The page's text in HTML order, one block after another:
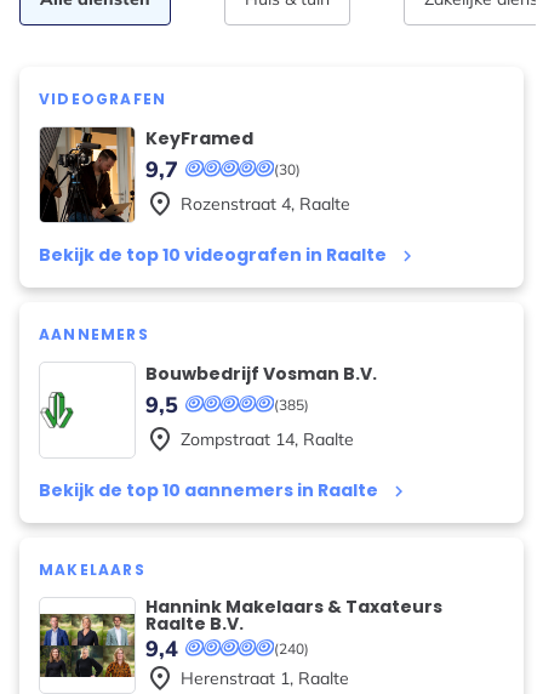
VIDEOGRAFEN
KeyFramed
(30)
9,7
Bekijk de top 10 videografen in Raalte keyboard_arrow_right
place Rozenstraat 4, Raalte
AANNEMERS
Bouwbedrijf Vosman B.V.
(385)
9,5
Bekijk de top 10 aannemers in Raalte keyboard_arrow_right
place Zompstraat 14, Raalte
MAKELAARS
Hannink Makelaars & Taxateurs
Raalte B.V.
(240)
9,4
place Herenstraat 1, Raalte